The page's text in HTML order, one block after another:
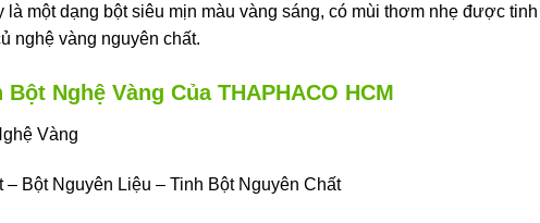
là một dạng bột siêu mịn màu vàng sáng, có mùi thơm nhẹ được tinh
nghệ vàng nguyên chất.
Nghệ Vàng Của THAPHACO HCM
Vàng
– Bột Nguyên Liệu – Tinh Bột Nguyên Chất